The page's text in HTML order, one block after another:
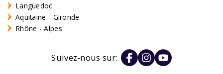
Languedoc
Aquitaine - Gironde
Rhône - Alpes
Suivez-nous sur: